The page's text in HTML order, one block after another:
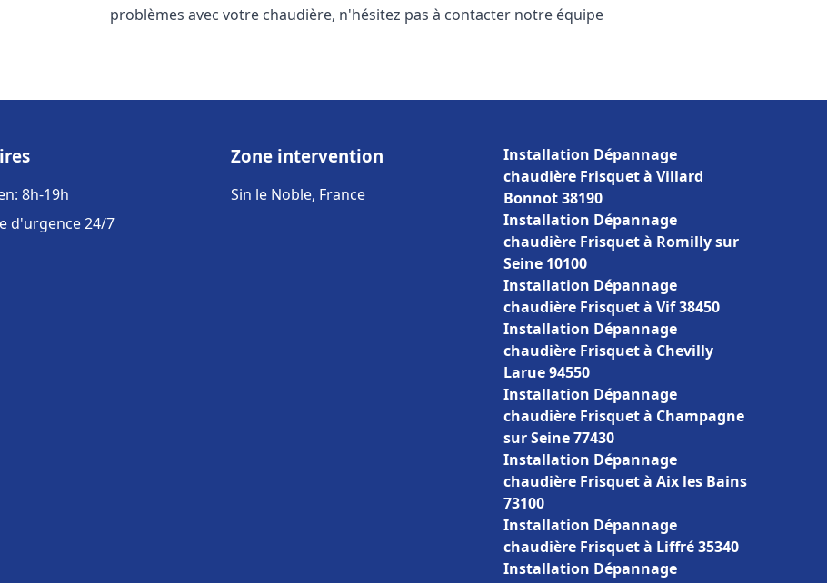
problèmes avec votre chaudière, n'hésitez pas à contacter notre équipe
8h-19h
d'urgence 24/7
Zone intervention
Sin le Noble, France
Installation Dépannage
chaudière Frisquet à Villard
Bonnot 38190
Installation Dépannage
chaudière Frisquet à Romilly sur
Seine 10100
Installation Dépannage
chaudière Frisquet à Vif 38450
Installation Dépannage
chaudière Frisquet à Chevilly
Larue 94550
Installation Dépannage
chaudière Frisquet à Champagne
sur Seine 77430
Installation Dépannage
chaudière Frisquet à Aix les Bains
73100
Installation Dépannage
chaudière Frisquet à Liffré 35340
Installation Dépannage